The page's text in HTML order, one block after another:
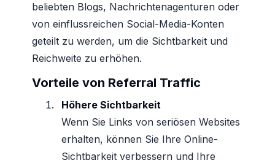
beliebten Blogs, Nachrichtenagenturen oder
von einflussreichen Social-Media-Konten
geteilt zu werden, um die Sichtbarkeit und
Reichweite zu erhöhen.
Vorteile von Referral Traffic
Höhere Sichtbarkeit
Wenn Sie Links von seriösen Websites
erhalten, können Sie Ihre Online-
Sichtbarkeit verbessern und Ihre